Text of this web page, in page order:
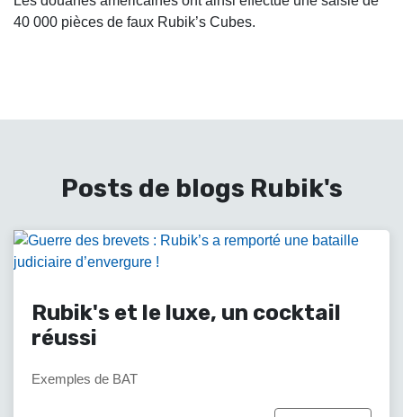
40 000 pièces de faux Rubik’s Cubes.
Posts de blogs Rubik's
Rubik's et le luxe, un cocktail
réussi
Exemples de BAT